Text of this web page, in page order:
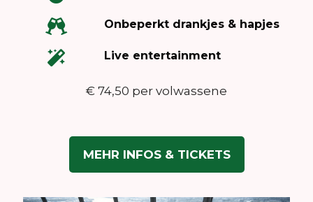
Onbeperkt drankjes & hapjes
Live entertainment
€ 74,50 per volwassene
MEHR INFOS & TICKETS